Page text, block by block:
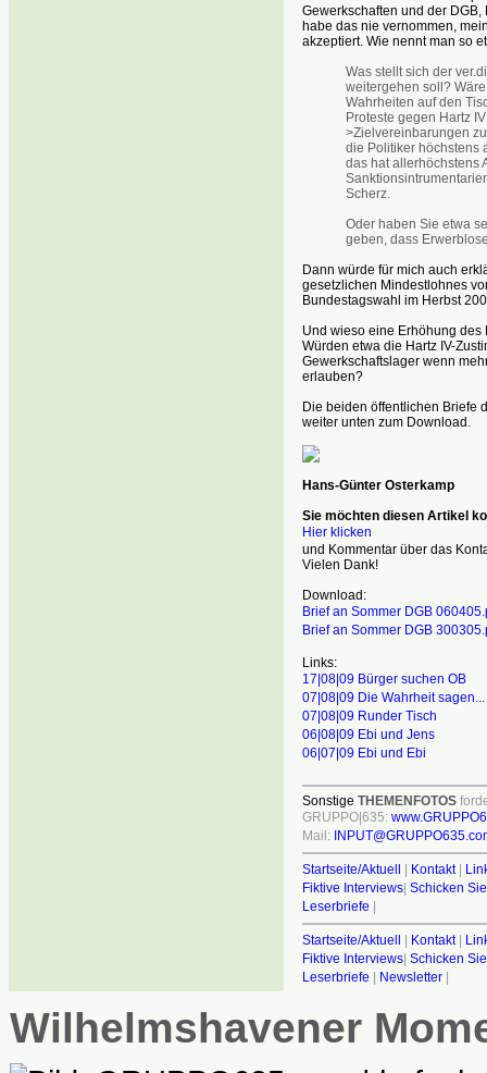
Gewerkschaften und der
habe das nie vernommen,
akzeptiert. Wie nennt man so
Was stellt sich der
weitergehen soll?
Wahrheiten auf den
Proteste gegen Hartz
>Zielvereinbarungen
die Politiker höchstens
das hat allerhöchstens
Scherz.
Oder haben Sie etwa
geben, dass
Dann würde für mich auch
gesetzlichen Mindestlohnes
Bundestagswahl im Herbst
Und wieso eine Erhöhung
Würden etwa die Hartz IV-
Gewerkschaftslager wenn
erlauben?
Die beiden öffentlichen Briefe
weiter unten zum Download.
Hans-Günter Osterkamp
Sie möchten diesen Artikel
Hier klicken
und Kommentar über das
Vielen Dank!
Download:
Brief an Sommer DGB
Brief an Sommer DGB
Links:
17|08|09 Bürger suchen OB
07|08|09 Die Wahrheit sagen...
07|08|09 Runder Tisch
06|08|09 Ebi und Jens
06|07|09 Ebi und Ebi
Sonstige THEMENFOTOS
GRUPPO|635:
Mail:
Startseite/Aktuell | Kontakt|
Fiktive Interviews| Schicken
Leserbriefe |
Startseite/Aktuell | Kontakt|
Fiktive Interviews| Schicken
Leserbriefe | Newsletter|
Wilhelmshavener